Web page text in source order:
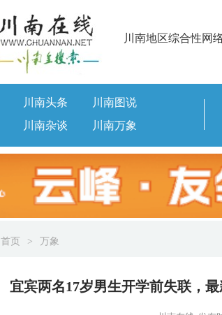
川南地区综合性网
川南头条
川南图说
川南杂谈 川南万象
首页 > 万象
宜宾两名17岁男生开学前失联，